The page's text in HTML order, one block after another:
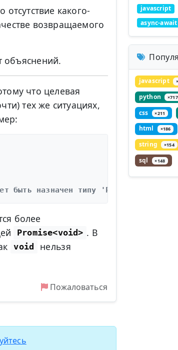
отсутствие какого-
возвращаемого
объяснений.
что целевая
тех же ситуациях,
назначен типу 'Promise<void>'
более
Promise<void> . В
void
нельзя
Пожаловаться
javascript
async-await
javascript
python ×717
css ×211
html ×186
string ×154
sql ×148